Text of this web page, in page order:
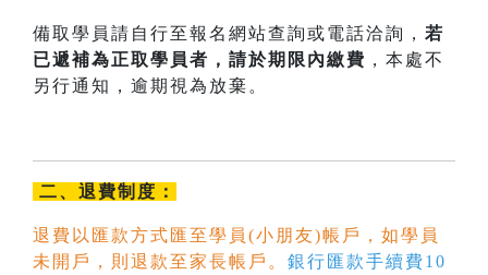
備取學員請自行至報名網站查詢或電話洽詢， 若
已遞補為正取學員者，請於期限內繳費 ，本處不
另行通知，逾期視為放棄。
二、退費制度：
退費以匯款方式匯至學員(小朋友)帳戶，如學員
未開戶，則退款至家長帳戶。 銀行匯款手續費10